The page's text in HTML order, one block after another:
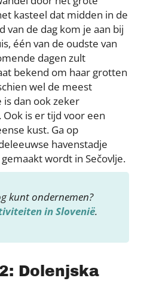
kasteel dat midden in de
van de dag kom je aan bij
één van de oudste van
dagen zult
bekend om haar grotten
wel de meest
is dan ook zeker
is er tijd voor een
kust. Ga op
havenstadje
wordt in Sečovlje.
kunt ondernemen?
in Slovenië.
Dolenjska